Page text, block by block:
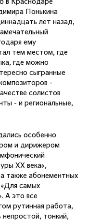
в Краснодаре
Понькина
лет назад,
ему
тем местом, где
где можно
сыгранные
-
солистов
- и региональные,
особенно
и дирижером
ХХ века»,
а также абонементных
самых
А это все
рутинная работа,
непростой, тонкий,